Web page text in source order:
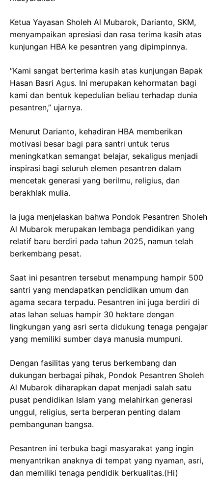
Ketua Yayasan Sholeh Al Mubarok, Darianto, SKM,
menyampaikan apresiasi dan rasa terima kasih atas
kunjungan HBA ke pesantren yang dipimpinnya.
“Kami sangat berterima kasih atas kunjungan Bapak
Hasan Basri Agus. Ini merupakan kehormatan bagi
kami dan bentuk kepedulian beliau terhadap dunia
pesantren,” ujarnya.
Menurut Darianto, kehadiran HBA memberikan
motivasi besar bagi para santri untuk terus
meningkatkan semangat belajar, sekaligus menjadi
inspirasi bagi seluruh elemen pesantren dalam
mencetak generasi yang berilmu, religius, dan
berakhlak mulia.
Ia juga menjelaskan bahwa Pondok Pesantren Sholeh
Al Mubarok merupakan lembaga pendidikan yang
relatif baru berdiri pada tahun 2025, namun telah
berkembang pesat.
Saat ini pesantren tersebut menampung hampir 500
santri yang mendapatkan pendidikan umum dan
agama secara terpadu. Pesantren ini juga berdiri di
atas lahan seluas hampir 30 hektare dengan
lingkungan yang asri serta didukung tenaga pengajar
yang memiliki sumber daya manusia mumpuni.
Dengan fasilitas yang terus berkembang dan
dukungan berbagai pihak, Pondok Pesantren Sholeh
Al Mubarok diharapkan dapat menjadi salah satu
pusat pendidikan Islam yang melahirkan generasi
unggul, religius, serta berperan penting dalam
pembangunan bangsa.
Pesantren ini terbuka bagi masyarakat yang ingin
menyantrikan anaknya di tempat yang nyaman, asri,
dan memiliki tenaga pendidik berkualitas.(Hi)